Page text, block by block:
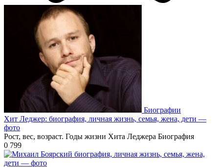
Биографии
Хит Леджер: биография, личная жизнь, семья, жена, дети —
фото
Рост, вес, возраст. Годы жизни Хита Леджера Биография
0 799